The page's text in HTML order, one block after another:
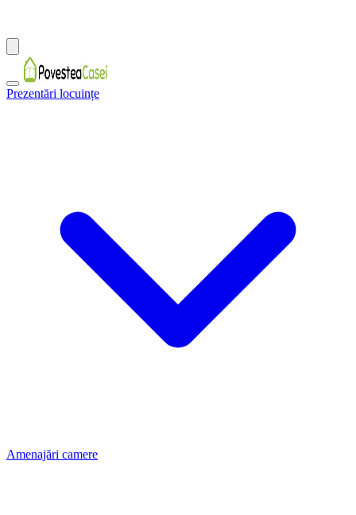
Prezentări locuințe
Amenajări camere